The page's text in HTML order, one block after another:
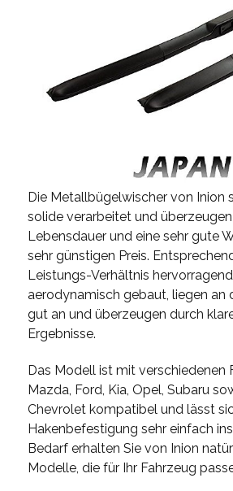
Die Metallbügelwischer von Inion
solide verarbeitet und
Lebensdauer und eine sehr gute
sehr günstigen Preis.
Leistungs-Verhältnis
aerodynamisch gebaut, liegen an
gut an und überzeugen durch
Ergebnisse.
Das Modell ist mit verschiedenen
Mazda, Ford, Kia, Opel, Subaru
Chevrolet kompatibel und lässt
Hakenbefestigung sehr einfach
Bedarf erhalten Sie von Inion
Modelle, die für Ihr Fahrzeug